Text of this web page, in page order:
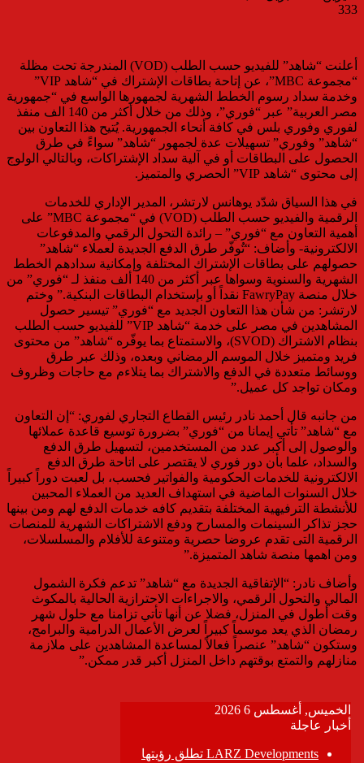
333
أعلنت “شاهد” للفيديو حسب الطلب (VOD) المندرجة تحت مظلة
“مجموعة MBC”، عن إتاحة بطاقات الإشتراك في “شاهد VIP”
وخدمة سداد رسوم الخطط الشهرية لجمهورها الواسع في “جمهورية
مصر العربية” عبر “فوري”، وذلك من خلال أكثر من 140 الف منفذ
لفوري وفوري بلس في كافة أنحاء الجمهورية. يُتيح هذا التعاون بين
“شاهد” وفوري” تسهيلات عدة لجمهور “شاهد” سواءً في طرق
الحصول على البطاقات أو في آلية سداد الإشتراكات، وبالتالي الولوج
إلى محتوى “شاهد VIP” الحصري والمتميز.
في هذا السياق شدّد يوهانس لارتشر، المدير الإداري للخدمات
الرقمية والفيديو حسب الطلب (VOD) في “مجموعة MBC” على
أهمية التعاون مع “فوري” – رائدة التحول الرقمي والمدفوعات
الالكترونية- وأضاف: “تُوفّر طرق الدفع الجديدة لعملاء “شاهد”
حصولهم على بطاقات الإشتراك المختلفة وإمكانية سدادهم الخطط
الشهرية والسنوية وسواها عبر أكثر من 140 ألف منفذ لـ “فوري” من
خلال منصة FawryPay نقداً أو بإستخدام البطاقات البنكية.” وختم
لارتشر: من شأن هذا التعاون الجديد مع “فوري” تيسير حصول
المشاهدين في مصر على خدمة “شاهد VIP” للفيديو حسب الطلب
بنظام الاشتراك (SVOD)، والاستمتاع بما يوفّره “شاهد” من محتوى
فريد ومتميز خلال الموسم الرمضاني وبعده، وذلك عبر طرق
ووسائط متعددة في الدفع والاشتراك بما يتلاءم مع حاجات وظروف
ومكان تواجد كل عميل.”
من جانبه قال أحمد نادر رئيس القطاع التجاري لفوري: “إن التعاون
مع “شاهد” تأتي إيمانا من “فوري” بضرورة توسيع قاعدة عملائها
والوصول إلى أكبر عدد من المستخدمين، لتسهيل طرق الدفع
والسداد، علما بأن دور فوري لا يقتصر على اتاحة طرق الدفع
الالكترونية للخدمات الحكومية والفواتير فحسب، بل لعبت دوراً كبيراً
خلال السنوات الماضية في استهداف العديد من العملاء المحبين
للأنشطة الترفيهية المختلفة بتقديم كافه خدمات الدفع لهم ومن بينها
حجز تذاكر السينمات والمسارح ودفع الاشتراكات الشهرية للمنصات
الرقمية التى تقدم عروضا حصرية ومتنوعة للأفلام والمسلسلات،
ومن اهمها منصة شاهد المتميزة.”
وأضاف نادر: “الإتفاقية الجديدة مع “شاهد” تدعم فكرة الشمول
المالي والتحول الرقمي، والاجراءات الاحترازية الحالية بالمكوث
وقت أطول في المنزل، فضلا عن أنها تأتي تزامنا مع حلول شهر
رمضان الذي يعد موسماً كبيراً لعرض الأعمال الدرامية والبرامج،
وستكون “شاهد” عنصراً فعالاً لمساعدة المشاهدين على ملازمة
منازلهم والتمتع بوقتهم داخل المنزل أكبر قدر ممكن.”